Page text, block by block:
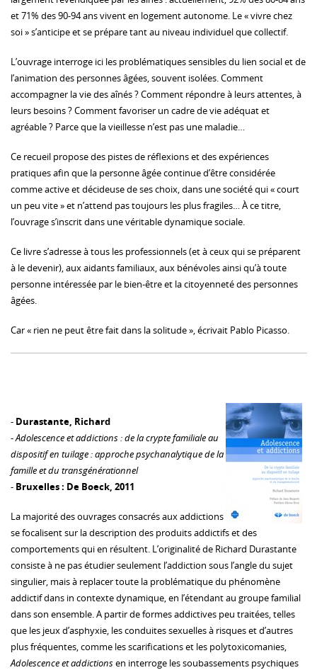
et 71% des 90-94 ans vivent en logement autonome. Le « vivre chez
soi » s’anticipe et se prépare tant au niveau individuel que collectif.
L’ouvrage interroge ici les problématiques sensibles du lien social et de
l’animation des personnes âgées, souvent isolées. Comment
accompagner la vie des aînés ? Comment répondre à leurs attentes, à
leurs besoins ? Comment favoriser un cadre de vie adéquat et
agréable ? Parce que la vieillesse n’est pas une maladie…
Ce recueil propose des pistes de réflexions et des expériences
pratiques afin que la personne âgée continue d’être considérée
comme active et décideuse de ses choix, dans une société qui « court
un peu vite » et n’attend pas toujours les plus fragiles… À ce titre,
l’ouvrage s’inscrit dans une véritable dynamique sociale.
Ce livre s’adresse à tous les professionnels (et à ceux qui se préparent
à le devenir), aux aidants familiaux, aux bénévoles ainsi qu’à toute
personne intéressée par le bien-être et la citoyenneté des personnes
âgées.
Car « rien ne peut être fait dans la solitude », écrivait Pablo Picasso.
- Durastante, Richard
-Adolescence et addictions : de la crypte familiale au
dispositif en tuilage : approche psychanalytique de la
famille et du transgénérationnel
- Bruxelles : De Boeck, 2011
La majorité des ouvrages consacrés aux addictions
se focalisent sur la description des produits addictifs et des
comportements qui en résultent. L’originalité de Richard Durastante
consiste à ne pas étudier seulement l’addiction sous l’angle du sujet
singulier, mais à replacer toute la problématique du phénomène
addictif dans in contexte dynamique, en l’étendant au groupe familial
dans son ensemble. A partir de formes addictives peu traitées, telles
que les jeux d’asphyxie, les conduites sexuelles à risques et d’autres
plus fréquentes, comme les scarifications et les polytoxicomanies,
Adolescence et addictionsen interroge les soubassements psychiques